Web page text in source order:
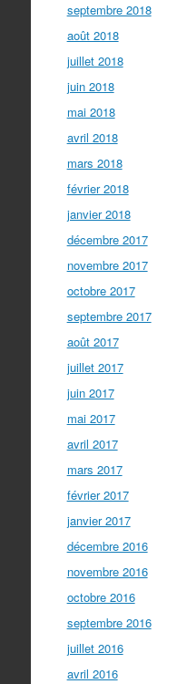
septembre 2018
août 2018
juillet 2018
juin 2018
mai 2018
avril 2018
mars 2018
février 2018
janvier 2018
décembre 2017
novembre 2017
octobre 2017
septembre 2017
août 2017
juillet 2017
juin 2017
mai 2017
avril 2017
mars 2017
février 2017
janvier 2017
décembre 2016
novembre 2016
octobre 2016
septembre 2016
juillet 2016
avril 2016